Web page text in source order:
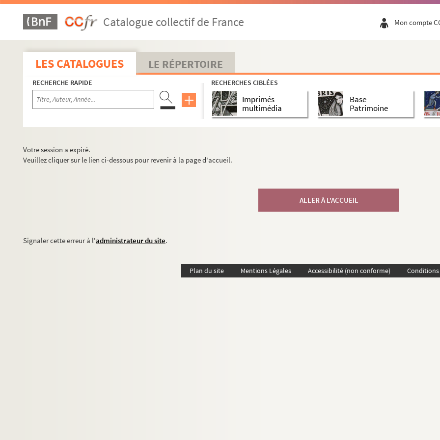
Catalogue collectif de France Mon compte
LES CATALOGUES LE RÉPERTOIRE
RECHERCHE RAPIDE RECHERCHES CIBLÉES
Imprimés
multimédia
Base
Patrimoine
Votre session a expiré.
Veuillez cliquer sur le lien ci-dessous pour revenir à la page d'accueil.
ALLER À L'ACCUEIL
Signaler cette erreur à l'administrateur du site.
Plan du site Mentions Légales Accessibilité (non conforme)